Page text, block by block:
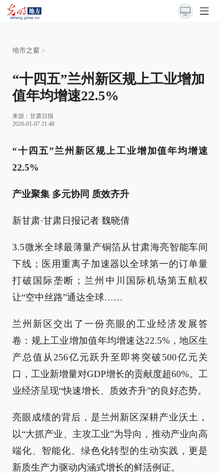
地市之窗 >
“十四五”兰州新区规上工业增加
值年均增速22.5%
来源： 甘肃日报
2026-01-07 21:48
“十四五”兰州新区规上工业增加值年均增速
22.5%
产业聚集 多元协同 质效齐升
新甘肃·甘肃日报记者 魏晓倩
3.5微米全球最薄量产铜箔从甘肃海亮智能车间
下线；医用重离子加速器以全球第一的订单量
打破国际垄断；兰州中川国际机场第五航权
让“空中丝路”通达全球……
兰州新区交出了一份亮眼的工业经济发展答
卷：规上工业增加值年均增速达22.5%，地区生
产总值从256亿元跃升至即将突破500亿元关
口，工业新增量对GDP增长的贡献度超60%。工
业经济呈现“快速增长、质效齐升”的良好态势。
亮眼成绩的背后，是兰州新区深耕产业沃土，
以“大抓产业、主攻工业”为导向，推动产业向高
端化、智能化、绿色化转型的生动实践，更是
新质生产力驱动内涵式增长的鲜活例证。